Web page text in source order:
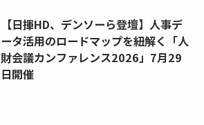
【日揮HD、デンソーら登壇】人事デ
ータ活用のロードマップを紐解く「人
財会議カンファレンス2026」7月29
日開催